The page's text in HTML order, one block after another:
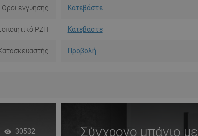
Όροι εγγύησης Κατεβάστε
PZH Κατεβάστε
Προβολή
30532 Σύγχρονο μπάνιο με